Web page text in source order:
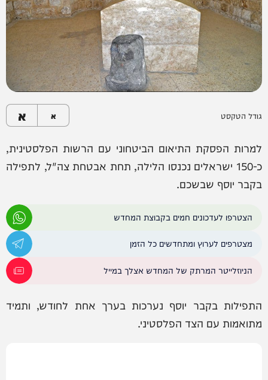
גודל הטקסט א א
למרות הפסקת התיאום הביטחוני עם הרשות הפלסטינית,
כ-150 ישראלים נכנסו הלילה, תחת אבטחת צה"ל, לתפילה
בקבר יוסף שבשכם.
הצטרפו לעדכונים חמים בקבוצת המחדש
מצטרפים לערוץ ומתחדשים כל הזמן
הניוזלייטר המרתק של המחדש אצלך במייל
התפילות בקבר יוסף נערכות בערך אחת לחודש, ותמיד
מתואמות עם הצד הפלסטיני.